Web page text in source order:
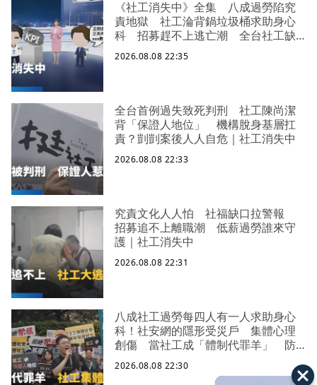
《社工消失中》全集 八成過勞陷究
責地獄 社工淪背鍋垃圾桶求助身心
科 招募趕不上逃亡潮 全台社工缺
口警報 揭薪資回捐黑幕 血汗錢遭
剝削
2026.08.08 22:35
全台首例過失致死判刑 社工陳尚潔
背「保證人地位」 機構脫身基層扛
責？剴剴案後人人自危｜社工消失中
2026.08.08 22:33
究責文化人人怕 社福缺口拉警報
招募追不上離職潮 低薪過勞誰來守
護｜社工消失中
2026.08.08 22:31
八成社工過勞每四人有一人求助身心
科！社安網的隱形受災戶 集體心理
創傷 當社工成「體制代罪羊」 防
禦性社工不敢多做無奈趨勢？耗竭殆
盡下的社安網危機｜社工消失中
2026.08.08 22:30